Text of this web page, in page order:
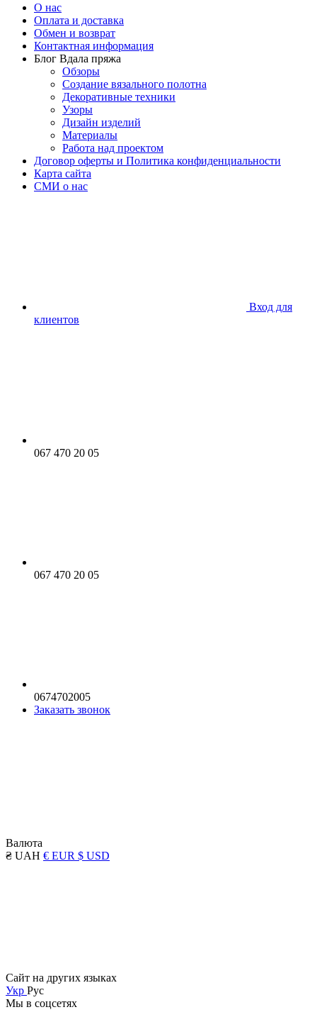
О нас
Оплата и доставка
Обмен и возврат
Контактная информация
Блог Вдала пряжа
Обзоры
Создание вязального полотна
Декоративные техники
Узоры
Дизайн изделий
Материалы
Работа над проектом
Договор оферты и Политика конфиденциальности
Карта сайта
СМИ о нас
Вход для
клиентов
067 470 20 05
067 470 20 05
0674702005
Заказать звонок
Валюта
₴ UAH € EUR $ USD
Сайт на других языках
Укр Рус
Мы в соцсетях